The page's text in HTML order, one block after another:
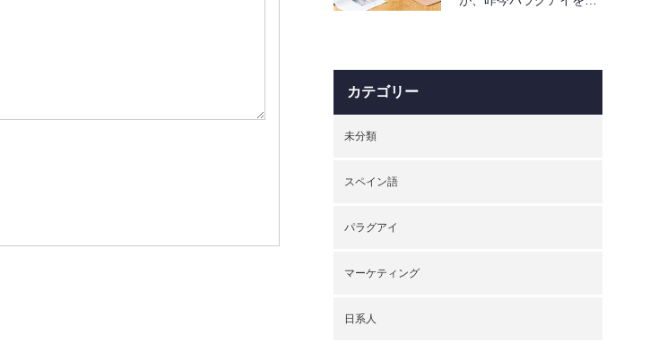
カテゴリー
未分類
スペイン語
パラグアイ
マーケティング
日系人